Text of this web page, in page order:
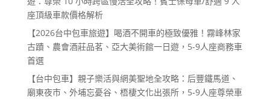
座頂級車款價格解析
【2026台中包車旅遊】喝酒不開車的極致優雅！霧峰林家
古蹟、農會酒莊品茗、亞大美術館一日遊，5-9人座商務車
首選
【台中包車】親子樂活與網美聖地全攻略：后豐鐵馬道、
廟東夜市、外埔忘憂谷、梧棲文化出張所，5-9人座尊榮車